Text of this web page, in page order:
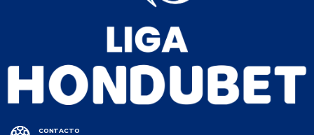
CONTACTO